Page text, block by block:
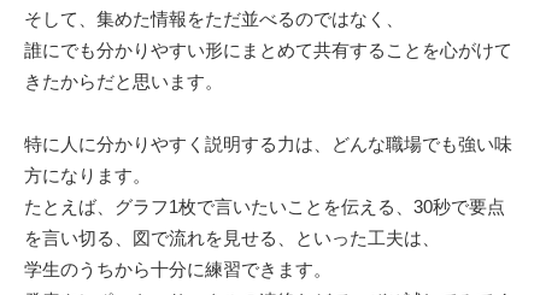
そして、集めた情報をただ並べるのではなく、
誰にでも分かりやすい形にまとめて共有することを心がけて
きたからだと思います。
特に人に分かりやすく説明する力は、どんな職場でも強い味
方になります。
たとえば、グラフ1枚で言いたいことを伝える、30秒で要点
を言い切る、図で流れを見せる、といった工夫は、
学生のうちから十分に練習できます。